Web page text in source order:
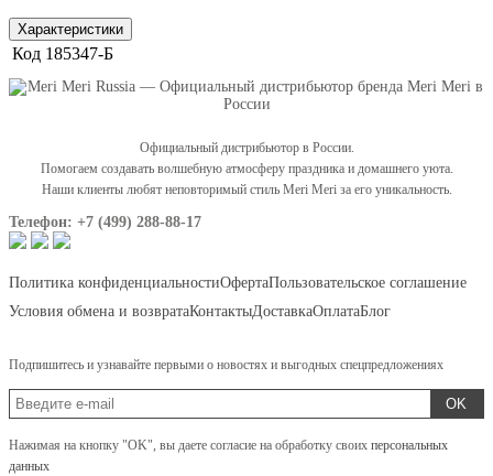
Характеристики
Код 185347-Б
Официальный дистрибьютор в России.
Помогаем создавать волшебную атмосферу праздника и домашнего уюта.
Наши клиенты любят неповторимый стиль Meri Meri за его уникальность.
Телефон: +7 (499) 288-88-17
Политика конфиденциальностиОфертаПользовательское соглашение
Условия обмена и возвратаКонтактыДоставкаОплатаБлог
Подпишитесь и узнавайте первыми о новостях и выгодных спецпредложениях
OK
Нажимая на кнопку "OK", вы даете согласие на обработку своих персональных
данных